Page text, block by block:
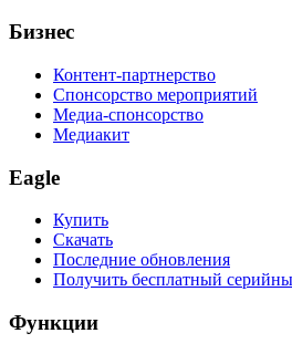
Бизнес
Контент-партнерство
Спонсорство мероприятий
Медиа-спонсорство
Медиакит
Eagle
Купить
Скачать
Последние обновления
Получить бесплатный
Функции